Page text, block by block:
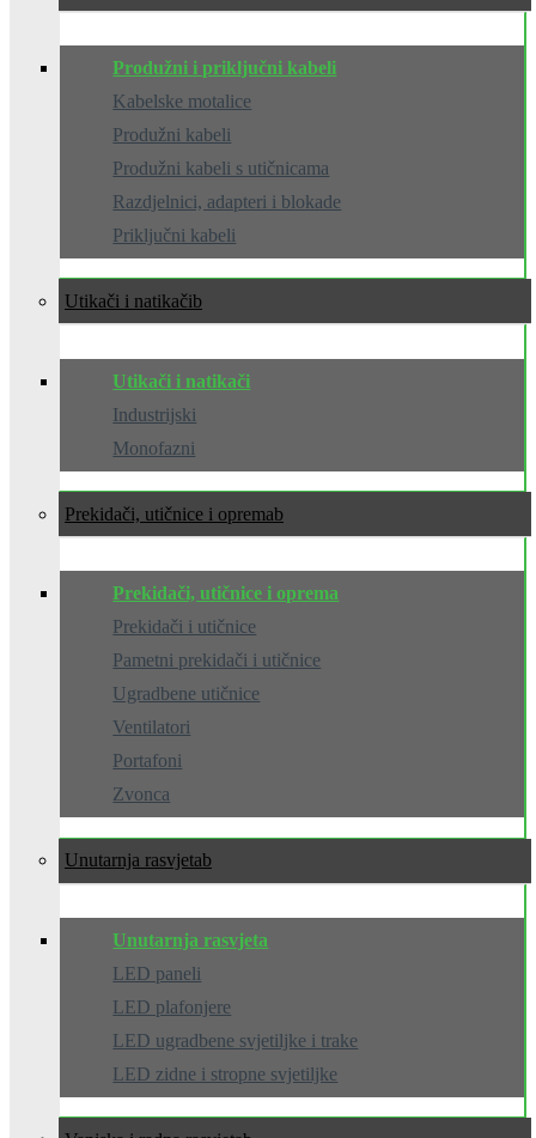
Produžni i priključni kabeli
Kabelske motalice
Produžni kabeli
Produžni kabeli s utičnicama
Razdjelnici, adapteri i blokade
Priključni kabeli
Utikači i natikači
Utikači i natikači
Industrijski
Monofazni
Prekidači, utičnice i oprema
Prekidači, utičnice i oprema
Prekidači i utičnice
Pametni prekidači i utičnice
Ugradbene utičnice
Ventilatori
Portafoni
Zvonca
Unutarnja rasvjeta
Unutarnja rasvjeta
LED paneli
LED plafonjere
LED ugradbene svjetiljke i trake
LED zidne i stropne svjetiljke